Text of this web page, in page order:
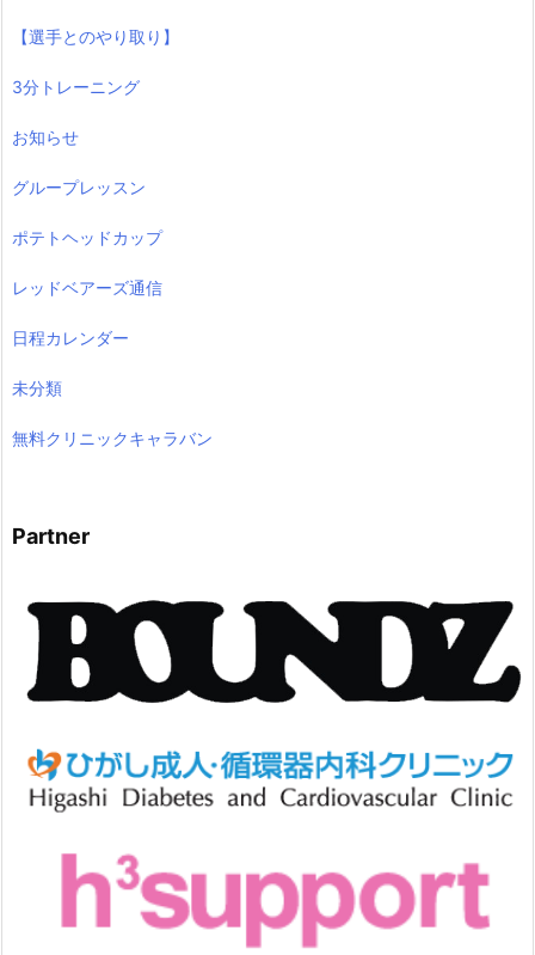
【選手とのやり取り】
3分トレーニング
お知らせ
グループレッスン
ポテトヘッドカップ
レッドベアーズ通信
日程カレンダー
未分類
無料クリニックキャラバン
Partner